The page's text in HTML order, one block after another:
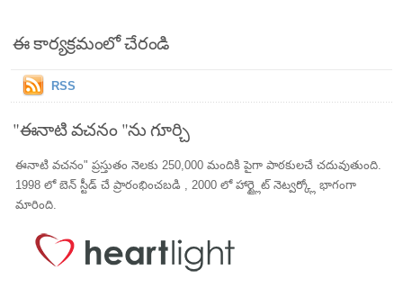
ఈ కార్యక్రమంలో చేరండి
RSS
"ఈనాటి వచనం "ను గూర్చి
ఈనాటి వచనం" ప్రస్తుతం నెలకు 250,000 మందికి పైగా పాఠకులచే చదువుతుంది.
1998 లో బెన్ స్టీడ్ చే ప్రారంభించబడి , 2000 లో హార్ట్లైట్ నెట్వర్క్లో భాగంగా
మారింది.